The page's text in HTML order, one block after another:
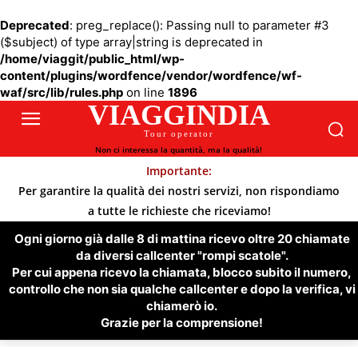
Deprecated: preg_replace(): Passing null to parameter #3
($subject) of type array|string is deprecated in
/home/viaggit/public_html/wp-
content/plugins/wordfence/vendor/wordfence/wf-
waf/src/lib/rules.php on line 1896
VIAGGINDIA
Tour operator
Non ci interessa la quantità, ma la qualità!
Importante:
Per garantire la qualità dei nostri servizi, non rispondiamo
a tutte le richieste che riceviamo!
Ogni giorno già dalle 8 di mattina ricevo oltre 20 chiamate
da diversi callcenter "rompi scatole".
Per cui appena ricevo la chiamata, blocco subito il numero,
controllo che non sia qualche callcenter e dopo la verifica, vi
chiamerò io.
Grazie per la comprensione!